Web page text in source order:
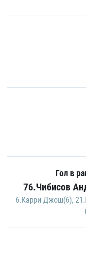
Гол в
76.Чибисов
6.Карри Джош(6),